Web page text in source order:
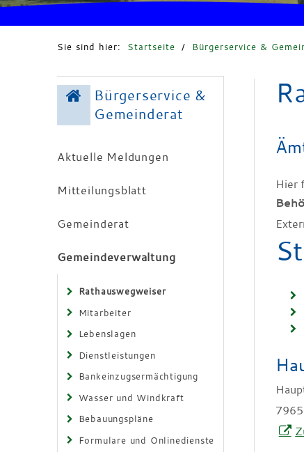
Sie sind hier: Startseite / Bürgerservice &
Bürgerservice &
Gemeinderat
Aktuelle Meldungen
Mitteilungsblatt
Gemeinderat
Gemeindeverwaltung
Rathauswegweiser
Mitarbeiter
Lebenslagen
Dienstleistungen
Bankeinzugsermächtigung
Wasser und Windkraft
Bebauungspläne
Formulare und Onlinedienste
Hier